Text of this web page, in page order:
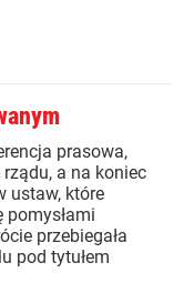
prasowa,
a na koniec
ustaw, które
pomysłami
przebiegała
pod tytułem